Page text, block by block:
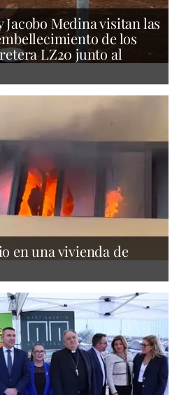
Jacobo Medina visitan las
de los
LZ20 junto al
en una vivienda de